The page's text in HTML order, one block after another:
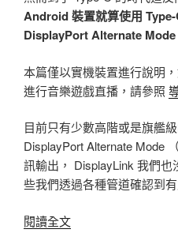
聽〉
播
–
iPhone
SE
螢
幕
監
聽
例〉
Android 裝置就算使用
DisplayPort Alternate Mode
本篇僅以實機裝置進行說明
進行音樂遊戲直播，請參照
目前只有少數高階或是旗艦
DisplayPort Alternate Mode
訊輸出， DisplayLink 我們
些我們透過各種管道確認到
閱讀全文〈行